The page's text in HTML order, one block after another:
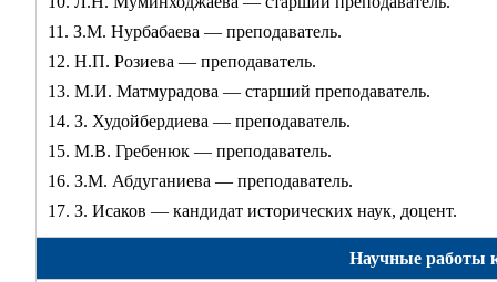
11. З.М. Нурбабаева — преподаватель.
12. Н.П. Розиева — преподаватель.
13. М.И. Матмурадова — старший преподаватель.
14. З. Худойбердиева — преподаватель.
15. М.В. Гребенюк — преподаватель.
16. З.М. Абдуганиева — преподаватель.
17. З. Исаков — кандидат исторических наук, доцент.
Научные работы